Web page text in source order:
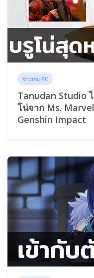
ข่าวเกม PC
Tanudan Studio
โน่จาก Ms.
Genshin Impact